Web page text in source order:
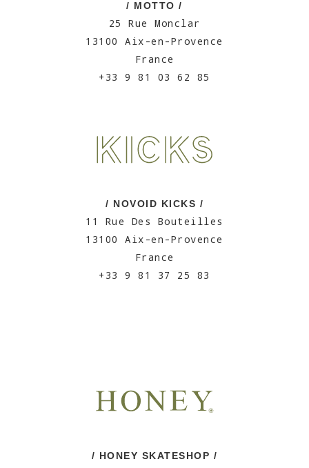
/ MOTTO /
25 Rue Monclar
13100 Aix-en-Provence
France
+33 9 81 03 62 85
/ NOVOID KICKS /
11 Rue Des Bouteilles
13100 Aix-en-Provence
France
+33 9 81 37 25 83
/ HONEY SKATESHOP /